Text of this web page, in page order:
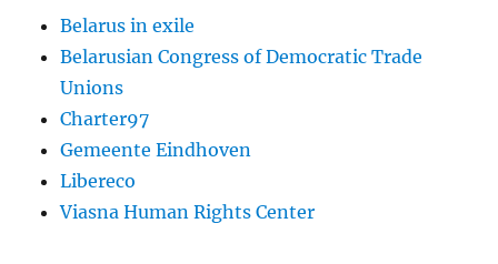
Belarus in exile
Belarusian Congress of Democratic Trade
Unions
Charter97
Gemeente Eindhoven
Libereco
Viasna Human Rights Center